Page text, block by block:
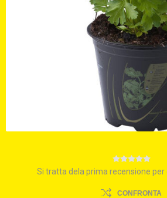
Si tratta dela prima recensione
CONFRONTA